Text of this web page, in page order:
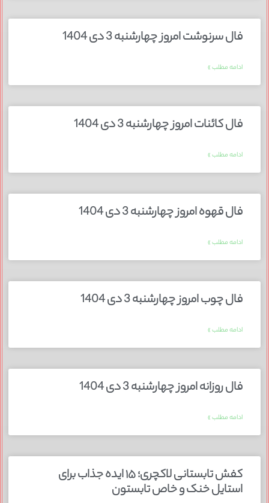
فال سرنوشت امروز چهارشنبه 3 دی 1404
ادامه مطلب »
فال کائنات امروز چهارشنبه 3 دی 1404
ادامه مطلب »
فال قهوه امروز چهارشنبه 3 دی 1404
ادامه مطلب »
فال چوب امروز چهارشنبه 3 دی 1404
ادامه مطلب »
فال روزانه امروز چهارشنبه 3 دی 1404
ادامه مطلب »
کفش تابستانی لاکچری؛ ۱۵ ایده‌ جذاب برای
استایل خنک و خاص تابستون